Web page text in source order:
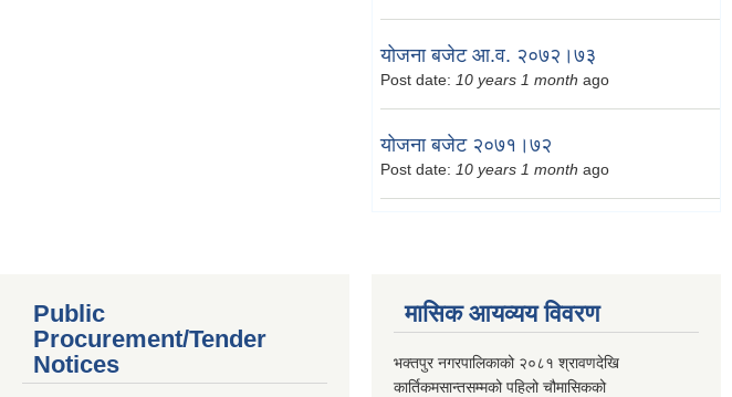
योजना बजेट आ.व. २०७२।७३
Post date: 10 years 1 month ago
योजना बजेट २०७१।७२
Post date: 10 years 1 month ago
Public
Procurement/Tender
Notices
मासिक आयव्यय विवरण
भक्तपुर नगरपालिकाको २०८१ श्रावणदेखि
कार्तिकमसान्तसम्मको पहिलो चौमासिकको